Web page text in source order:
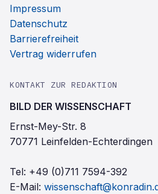
Impressum
Datenschutz
Barrierefreiheit
Vertrag widerrufen
KONTAKT ZUR REDAKTION
BILD DER WISSENSCHAFT
Ernst-Mey-Str. 8
70771 Leinfelden-Echterdingen
Tel: +49 (0)711 7594-392
E-Mail: